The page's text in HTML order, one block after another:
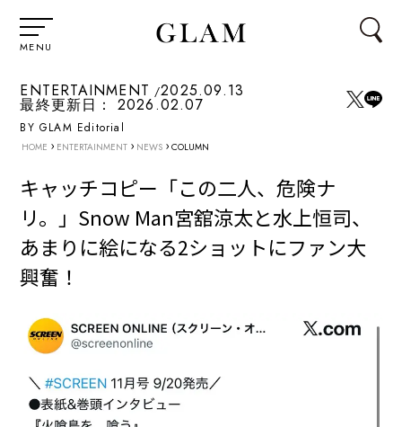
MENU
ENTERTAINMENT 2025.09.13
最終更新日： 2026.02.07
BY GLAM Editorial
HOME › ENTERTAINMENT › NEWS › COLUMN
キャッチコピー「この二人、危険ナ
リ。」Snow Man宮舘涼太と水上恒司、
あまりに絵になる2ショットにファン大
興奮！